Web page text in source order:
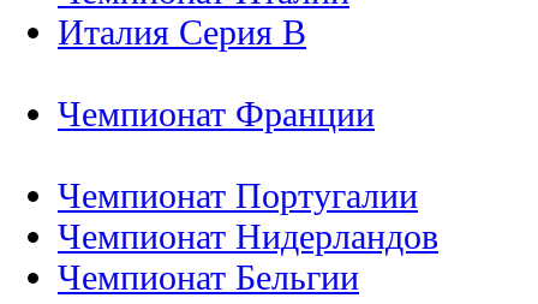
Италия Серия B
Чемпионат Франции
Чемпионат Португалии
Чемпионат Нидерландов
Чемпионат Бельгии